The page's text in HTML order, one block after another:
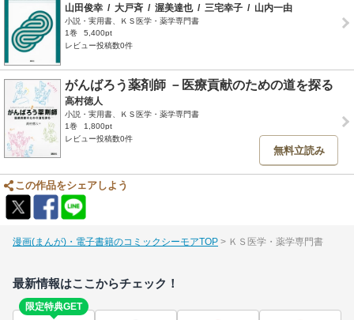
山田俊幸 / 大戸斉 / 渥美達也 / 三宅幸子 / 山内一由
小説・実用書、ＫＳ医学・薬学専門書
1巻
5,400pt
レビュー投稿数0件
がんばろう薬剤師 －医療貢献のための道を探る
高村徳人
小説・実用書、ＫＳ医学・薬学専門書
1巻
1,800pt
レビュー投稿数0件
無料立読み
この作品をシェアしよう
漫画(まんが)・電子書籍のコミックシーモアTOP ＫＳ医学・薬学専門書
最新情報はここからチェック！
限定特典GET